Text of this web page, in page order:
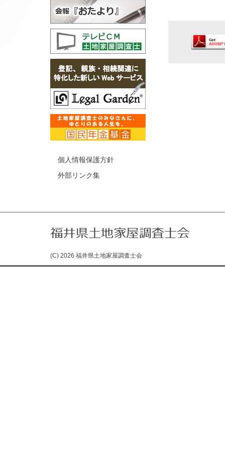
個人情報保護方針
外部リンク集
(C) 2026 福井県土地家屋調査士会